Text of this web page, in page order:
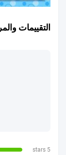
التقييمات
5 stars